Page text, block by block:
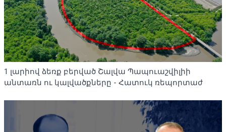
1 լարիով ձեռք բերված Շալվա Պապուաշվիլիի
անտառն ու կալվածքները - Հատուկ ռեպորտաժ